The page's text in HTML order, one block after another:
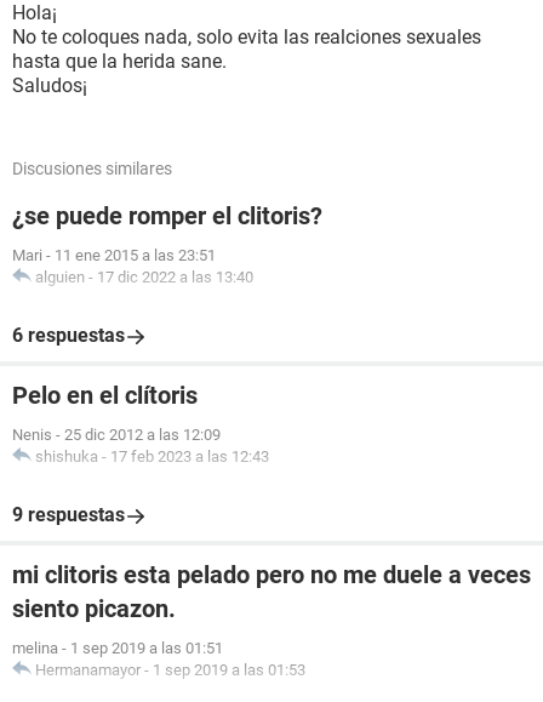
Hola¡
No te coloques nada, solo evita las realciones sexuales
hasta que la herida sane.
Saludos¡
Discusiones similares
¿se puede romper el clitoris?
Mari - 11 ene 2015 a las 23:51
alguien - 17 dic 2022 a las 13:40
6 respuestas
Pelo en el clítoris
Nenis - 25 dic 2012 a las 12:09
shishuka - 17 feb 2023 a las 12:43
9 respuestas
mi clitoris esta pelado pero no me duele a veces
siento picazon.
melina - 1 sep 2019 a las 01:51
Hermanamayor - 1 sep 2019 a las 01:53